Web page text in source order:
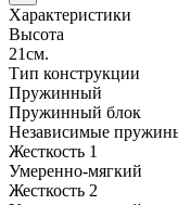
Характеристики
Высота
21см.
Тип конструкции
Пружинный
Пружинный блок
Независимые
Жесткость 1
Умеренно-мягкий
Жесткость 2